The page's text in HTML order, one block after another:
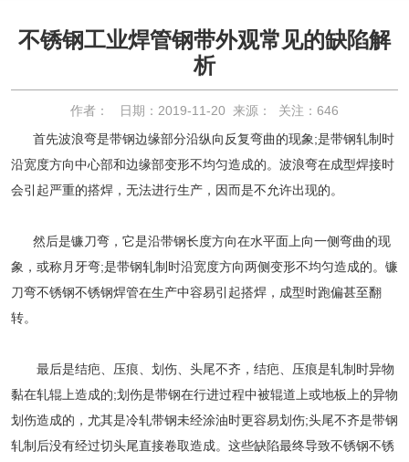
不锈钢工业焊管钢带外观常见的缺陷解
析
作者： 日期：2019-11-20 来源： 关注： 646
首先波浪弯是带钢边缘部分沿纵向反复弯曲的现象;是带钢轧制时
沿宽度方向中心部和边缘部变形不均匀造成的。波浪弯在成型焊接时
会引起严重的搭焊，无法进行生产，因而是不允许出现的。
然后是镰刀弯，它是沿带钢长度方向在水平面上向一侧弯曲的现
象，或称月牙弯;是带钢轧制时沿宽度方向两侧变形不均匀造成的。镰
刀弯不锈钢不锈钢焊管在生产中容易引起搭焊，成型时跑偏甚至翻
转。
最后是结疤、压痕、划伤、头尾不齐，结疤、压痕是轧制时异物
黏在轧辊上造成的;划伤是带钢在行进过程中被辊道上或地板上的异物
划伤造成的，尤其是冷轧带钢未经涂油时更容易划伤;头尾不齐是带钢
轧制后没有经过切头尾直接卷取造成。这些缺陷最终导致不锈钢不锈